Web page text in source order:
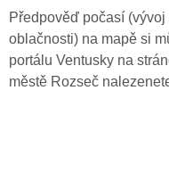
Předpověď počasí
oblačnosti) na mapě si
portálu Ventusky na
městě Rozseč